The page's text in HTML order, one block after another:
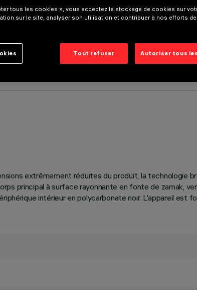
extrêmement réduites du produit, la
principal à surface rayonnante en fonte de zamak,
intérieur en polycarbonate noir. L'appareil est
tous les cookies », vous acceptez le stockage de cookies sur
sur le site, analyser son utilisation et contribuer à nos efforts
Tout refuser Autoriser tous